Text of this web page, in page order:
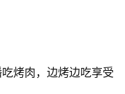
烤肉，边烤边吃享受